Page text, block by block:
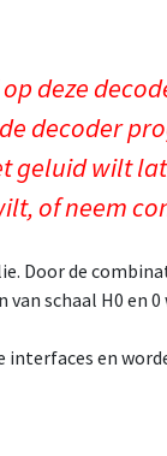
deze
decoder
geluid wilt
of neem
Door de
schaal H0 en
interfaces en